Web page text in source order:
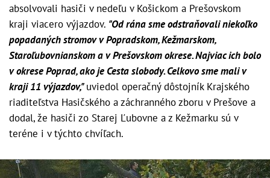
absolvovali hasiči v nedeľu v Košickom a Prešovskom
kraji viacero výjazdov. "Od rána sme odstraňovali niekoľko
popadaných stromov v Popradskom, Kežmarskom,
Staroľubovnianskom a v Prešovskom okrese. Najviac ich bolo
v okrese Poprad, ako je Cesta slobody. Celkovo sme mali v
kraji 11 výjazdov,"uviedol operačný dôstojník Krajského
riaditeľstva Hasičského a záchranného zboru v Prešove a
dodal, že hasiči zo Starej Ľubovne a z Kežmarku sú v
teréne i v týchto chvíľach.